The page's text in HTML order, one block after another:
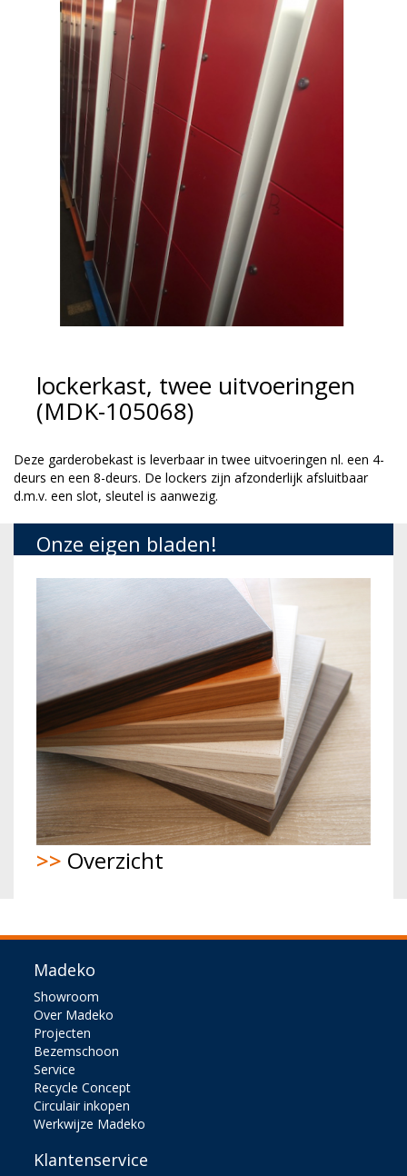
lockerkast, twee uitvoeringen
(MDK-105068)
Deze garderobekast is leverbaar in twee uitvoeringen nl. een 4-
deurs en een 8-deurs. De lockers zijn afzonderlijk afsluitbaar
d.m.v. een slot, sleutel is aanwezig.
Onze eigen bladen!
>> Overzicht
Madeko
Showroom
Over Madeko
Projecten
Bezemschoon
Service
Recycle Concept
Circulair inkopen
Werkwijze Madeko
Klantenservice